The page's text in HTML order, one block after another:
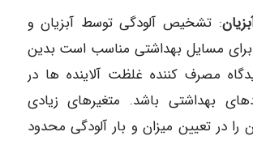
: تشخیص آلودگی توسط آبزیان و
مسایل بهداشتی مناسب است بدین
مصرف کننده غلظت آلاینده ها در
بهداشتی باشد. متغیرهای زیادی
را در تعیین میزان و بار آلودگی محدود